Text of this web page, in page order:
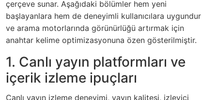
çerçeve sunar. Aşağıdaki bölümler hem yeni
başlayanlara hem de deneyimli kullanıcılara uygundur
ve arama motorlarında görünürlüğü artırmak için
anahtar kelime optimizasyonuna özen gösterilmiştir.
1. Canlı yayın platformları ve
içerik izleme ipuçları
Canlı yayın izleme deneyimi, yayın kalitesi, izleyici